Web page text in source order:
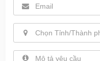
Chọn Tỉnh/Thành